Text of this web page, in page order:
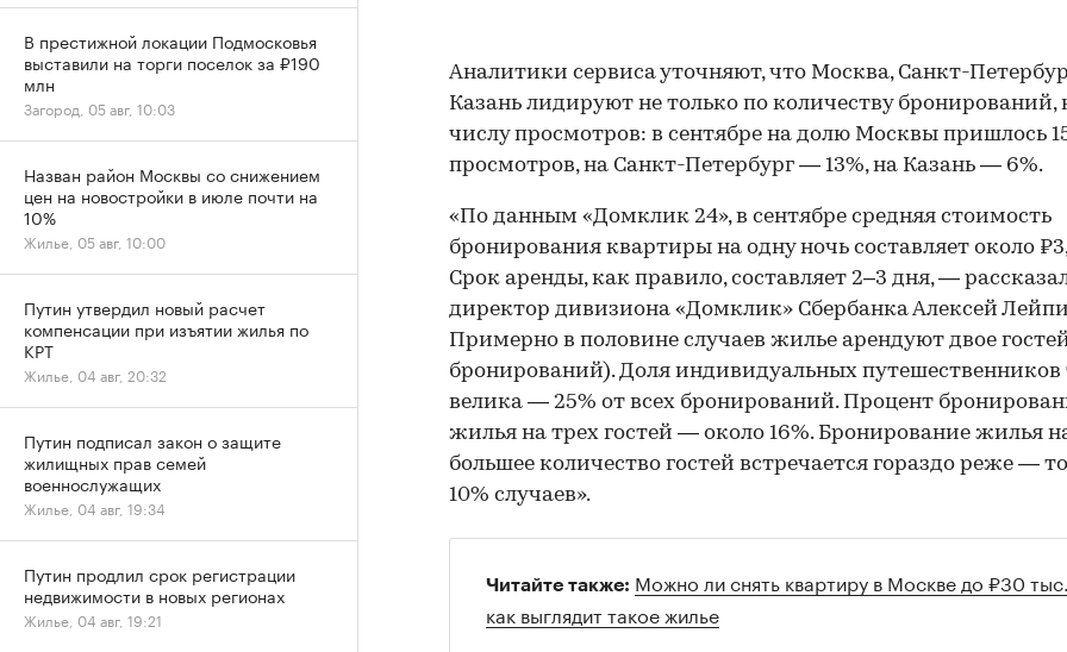
Аналитики сервиса уточняют, что Москва, Санкт-
Казань лидируют не только по количеству бронирований,
числу просмотров: в сентябре на долю Москвы пришлось
просмотров, на Санкт-Петербург — 13%, на Казань — 6%.
«По данным «Домклик 24», в сентябре средняя стоимость
бронирования квартиры на одну ночь составляет около
Срок аренды, как правило, составляет 2–3 дня, —
директор дивизиона «Домклик» Сбербанка Алексей
Примерно в половине случаев жилье арендуют двое
бронирований). Доля индивидуальных
велика — 25% от всех бронирований. Процент
жилья на трех гостей — около 16%. Бронирование жилья
большее количество гостей встречается гораздо реже —
10% случаев».
Читайте также: Можно ли снять квартиру в Москве до ₽30
как выглядит такое жилье
В престижной локации Подмосковья
выставили на торги поселок за ₽190
млн
Загород, 05 авг, 10:03
Назван район Москвы со снижением
цен на новостройки в июле почти на
10%
Жилье, 05 авг, 10:00
Путин утвердил новый расчет
компенсации при изъятии жилья по
КРТ
Жилье, 04 авг, 20:32
Путин подписал закон о защите
жилищных прав семей
военнослужащих
Жилье, 04 авг, 19:34
Путин продлил срок регистрации
недвижимости в новых регионах
Жилье, 04 авг, 19:21